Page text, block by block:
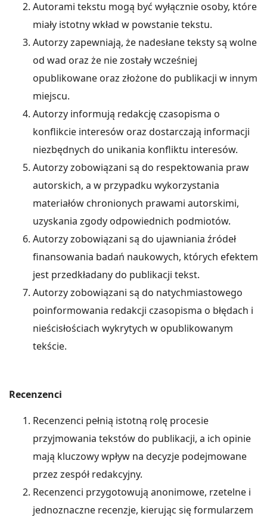
Autorami tekstu mogą być wyłącznie osoby, które
miały istotny wkład w powstanie tekstu.
Autorzy zapewniają, że nadesłane teksty są wolne
od wad oraz że nie zostały wcześniej
opublikowane oraz złożone do publikacji w innym
miejscu.
Autorzy informują redakcję czasopisma o
konflikcie interesów oraz dostarczają informacji
niezbędnych do unikania konfliktu interesów.
Autorzy zobowiązani są do respektowania praw
autorskich, a w przypadku wykorzystania
materiałów chronionych prawami autorskimi,
uzyskania zgody odpowiednich podmiotów.
Autorzy zobowiązani są do ujawniania źródeł
finansowania badań naukowych, których efektem
jest przedkładany do publikacji tekst.
Autorzy zobowiązani są do natychmiastowego
poinformowania redakcji czasopisma o błędach i
nieścisłościach wykrytych w opublikowanym
tekście.
Recenzenci
Recenzenci pełnią istotną rolę procesie
przyjmowania tekstów do publikacji, a ich opinie
mają kluczowy wpływ na decyzje podejmowane
przez zespół redakcyjny.
Recenzenci przygotowują anonimowe, rzetelne i
jednoznaczne recenzje, kierując się formularzem